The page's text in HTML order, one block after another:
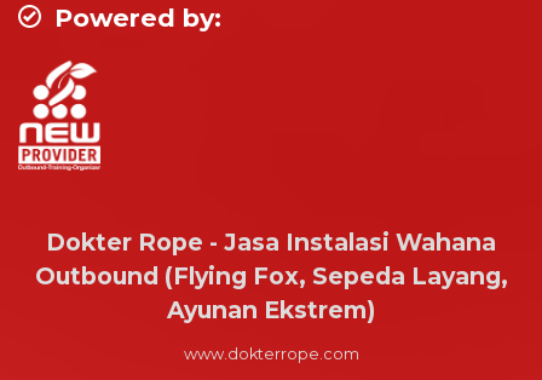
Powered by:
Dokter Rope - Jasa Instalasi Wahana
Outbound (Flying Fox, Sepeda Layang,
Ayunan Ekstrem)
www.dokterrope.com